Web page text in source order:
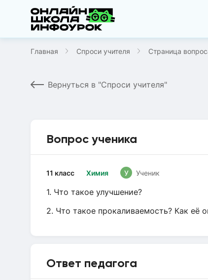
Главная Спроси учителя Страница
Вернуться в "Спроси учителя"
Вопрос ученика
Химия
11 класс У Ученик
1. Что такое улучшение?
2. Что такое прокаливаемость? Как её
Ответ педагога